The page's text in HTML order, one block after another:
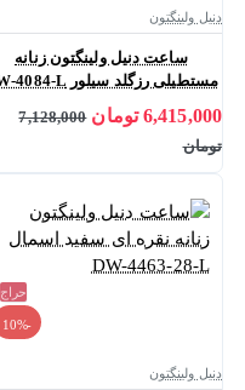
دنیل ولینگتون
ساعت دنیل ولینگتون زنانه
مستطیلی رزگلد سیلور DW-4084-L
6,415,000 تومان
7,128,000
تومان
حراج
-10%
دنیل ولینگتون